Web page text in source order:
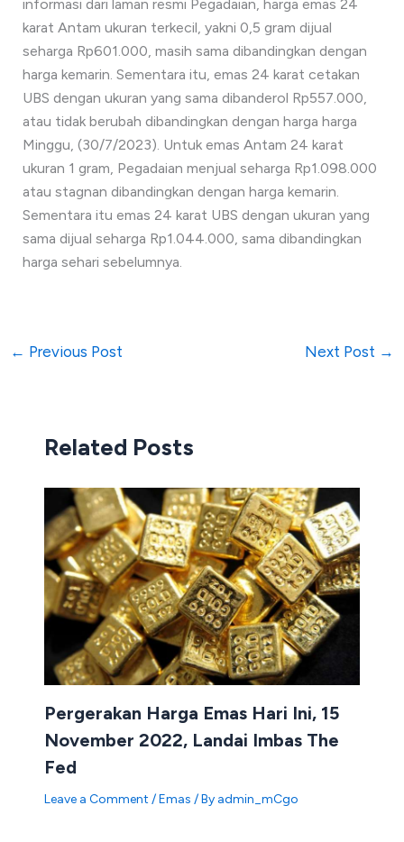
informasi dari laman resmi Pegadaian, harga emas 24
karat Antam ukuran terkecil, yakni 0,5 gram dijual
seharga Rp601.000, masih sama dibandingkan dengan
harga kemarin. Sementara itu, emas 24 karat cetakan
UBS dengan ukuran yang sama dibanderol Rp557.000,
atau tidak berubah dibandingkan dengan harga harga
Minggu, (30/7/2023). Untuk emas Antam 24 karat
ukuran 1 gram, Pegadaian menjual seharga Rp1.098.000
atau stagnan dibandingkan dengan harga kemarin.
Sementara itu emas 24 karat UBS dengan ukuran yang
sama dijual seharga Rp1.044.000, sama dibandingkan
harga sehari sebelumnya.
← Previous Post Next Post →
Related Posts
Pergerakan Harga Emas Hari Ini, 15
November 2022, Landai Imbas The
Fed
Leave a Comment /Emas / By admin_mCgo